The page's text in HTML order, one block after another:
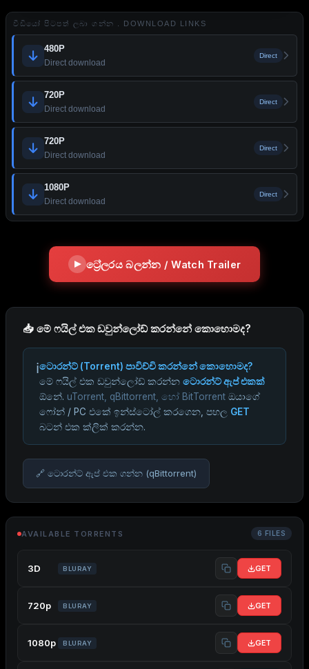
වීඩියෝ පිටපත් ලබා ගන්න . DOWNLOAD LINKS
480P
Direct download
Direct
720P
Direct download
Direct
720P
Direct download
Direct
1080P
Direct download
Direct
ට්‍රේලරය බලන්න / Watch Trailer
📥 මේ ෆයිල් එක ඩවුන්ලෝඩ් කරන්නේ කොහොමද?
ℹ️ටොරන්ට් (Torrent) පාවිච්චි කරන්නේ කොහොමද?
මේ ෆයිල් එක ඩවුන්ලෝඩ් කරන්න ටොරන්ට් ඇප් එකක්
ඕනේ. uTorrent, qBittorrent, හෝ BitTorrentඔයාගේ
ෆෝන් / PC එකේ ඉන්ස්ටෝල් කරගෙන, පහල GET
බටන් එක ක්ලික් කරන්න.
🔗 ටොරන්ට් ඇප් එක ගන්න (qBittorrent)
AVAILABLE TORRENTS 6 FILES
3D BLURAY GET
720p BLURAY GET
1080p BLURAY GET